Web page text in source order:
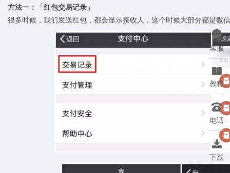
方法一：「红包交易记录」
很多时候，我们发送红包，都会显示接收人，这个时候大部分都是微

客服

教程

电话

下载